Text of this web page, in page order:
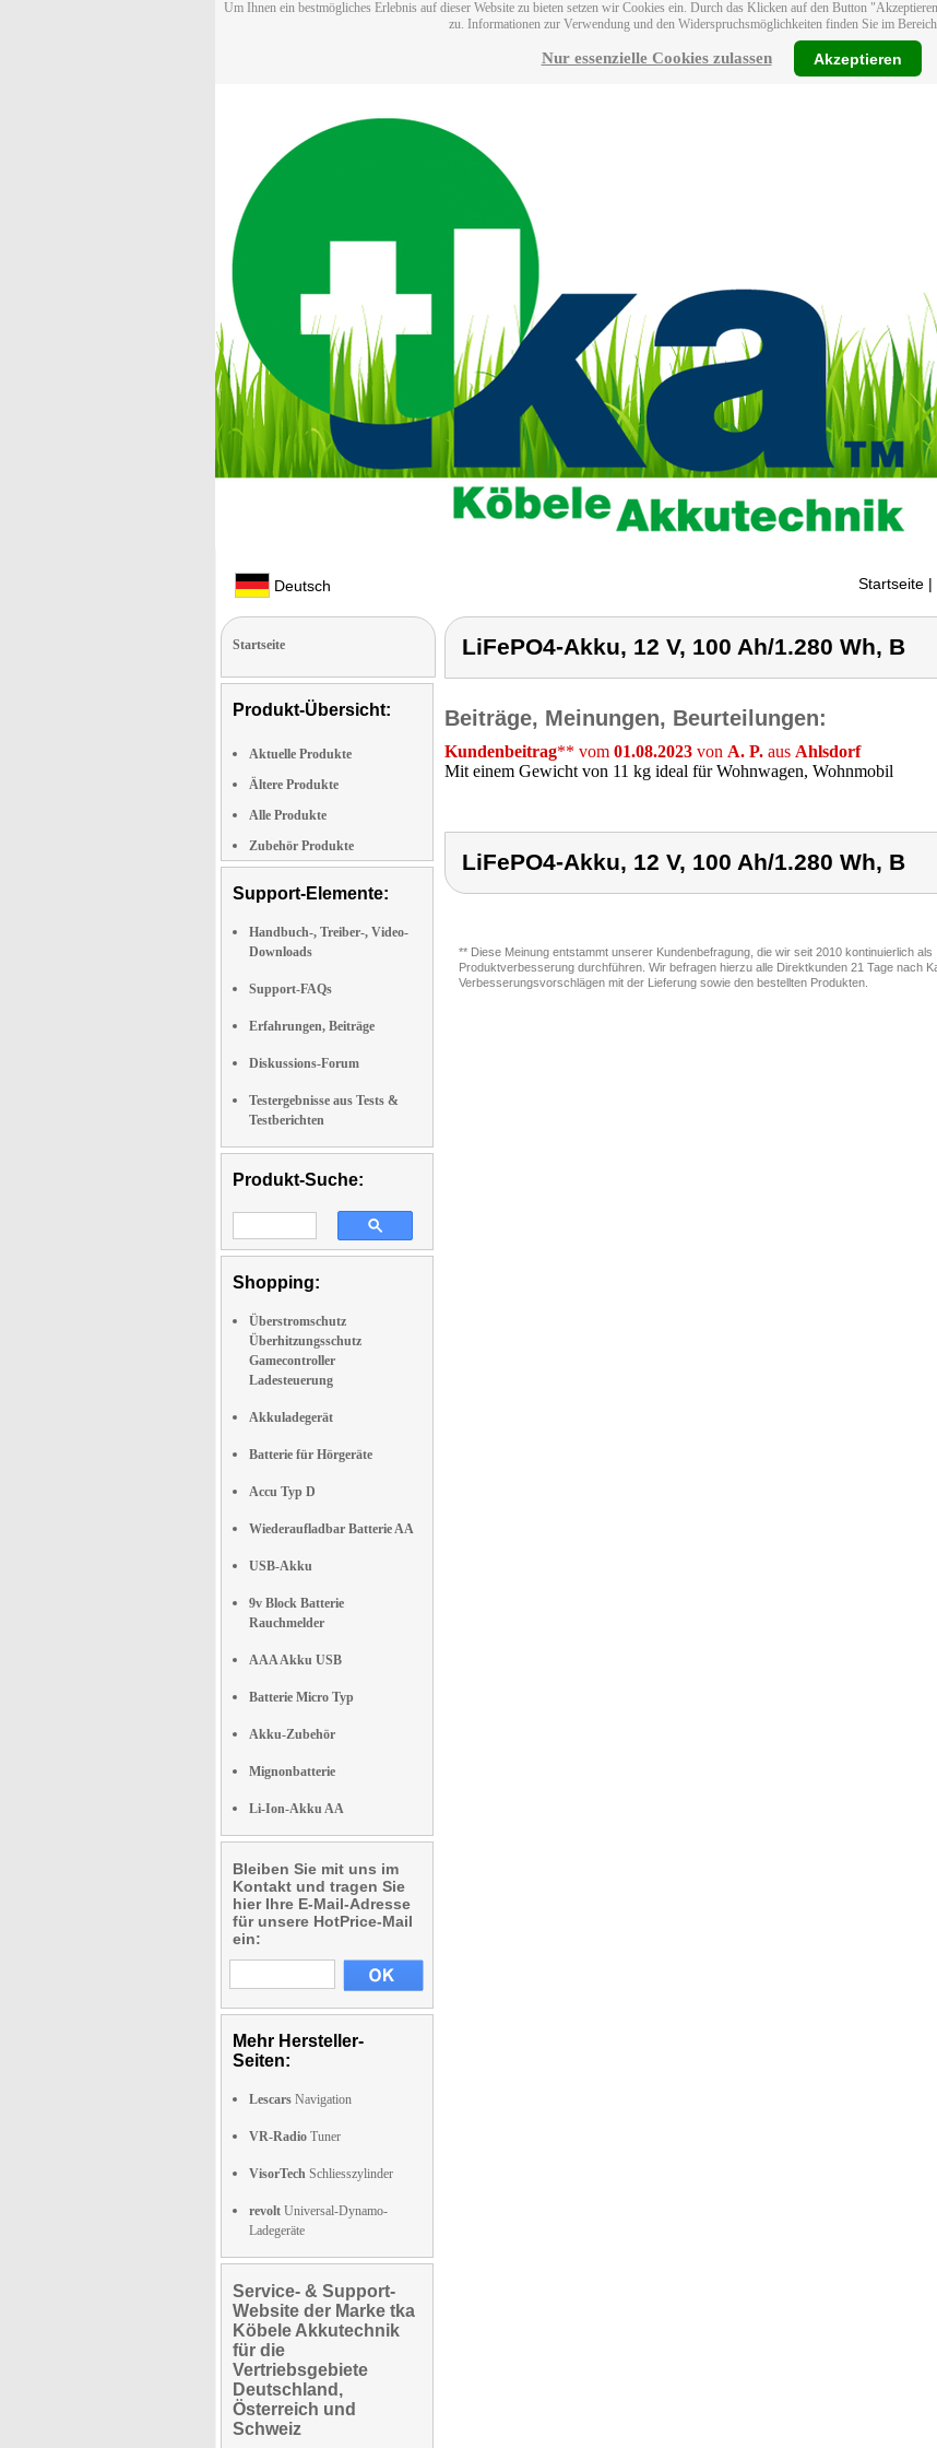
Um Ihnen ein bestmögliches Erlebnis auf dieser Website zu bieten setzen wir Cookies ein. Durch das Klicken auf den Button
zu. Informationen zur Verwendung und den Widerspruchsmöglichkeiten finden Sie im Bereich
Nur essenzielle Cookies zulassen Akzeptieren
Deutsch Startseite |
Startseite
Produkt-Übersicht:
Aktuelle Produkte
Ältere Produkte
Alle Produkte
Zubehör Produkte
Support-Elemente:
Handbuch-, Treiber-, Video-
Downloads
Support-FAQs
Erfahrungen, Beiträge
Diskussions-Forum
Testergebnisse aus Tests &
Testberichten
Produkt-Suche:
Shopping:
Überstromschutz
Überhitzungsschutz
Gamecontroller
Ladesteuerung
Akkuladegerät
Batterie für Hörgeräte
Accu Typ D
Wiederaufladbar Batterie AA
USB-Akku
9v Block Batterie
Rauchmelder
AAA Akku USB
Batterie Micro Typ
Akku-Zubehör
Mignonbatterie
Li-Ion-Akku AA
Bleiben Sie mit uns im
Kontakt und tragen Sie
hier Ihre E-Mail-Adresse
für unsere HotPrice-Mail
ein:
Mehr Hersteller-
Seiten:
Lescars Navigation
VR-Radio Tuner
VisorTech Schliesszylinder
revolt Universal-Dynamo-
Ladegeräte
Service- & Support-
Website der Marke tka
Köbele Akkutechnik
für die
Vertriebsgebiete
Deutschland,
Österreich und
Schweiz
LiFePO4-Akku, 12 V, 100 Ah/1.280 Wh, B
Beiträge, Meinungen, Beurteilungen:
Kundenbeitrag** vom 01.08.2023 von A. P. aus Ahlsdorf
Mit einem Gewicht von 11 kg ideal für Wohnwagen, Wohnmobil
LiFePO4-Akku, 12 V, 100 Ah/1.280 Wh, B
** Diese Meinung entstammt unserer Kundenbefragung, die wir seit 2010 kontinuierlich
Produktverbesserung durchführen. Wir befragen hierzu alle Direktkunden 21 Tage nach
Verbesserungsvorschlägen mit der Lieferung sowie den bestellten Produkten.